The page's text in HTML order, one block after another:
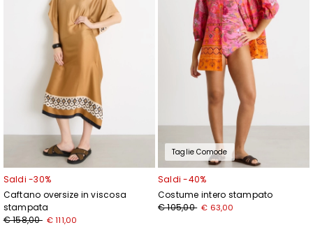
Saldi -30%
Caftano oversize in viscosa
stampata
€ 158,00 € 111,00
Taglie Comode
Saldi -40%
Costume intero stampato
€ 105,00 € 63,00